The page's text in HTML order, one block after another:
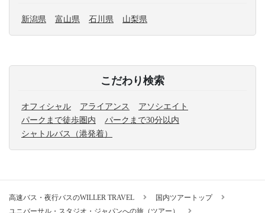
新潟県 富山県 石川県 山梨県
こだわり検索
オフィシャル アライアンス
アソシエイト
パークまで徒歩圏内
パークまで30分以内
シャトルバス（港発着）
高速バス・夜行バスのWILLER TRAVEL
国内ツアートップ
ユニバーサル・スタジオ・ジャパンへの旅（ツアー）